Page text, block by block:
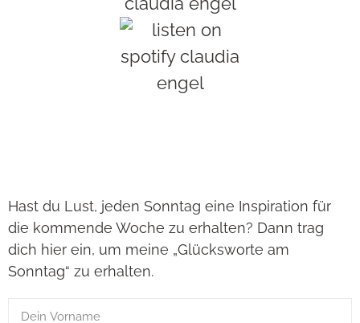
Hast du Lust, jeden Sonntag eine Inspiration für
die kommende Woche zu erhalten? Dann trag
dich hier ein, um meine „Glücksworte am
Sonntag“ zu erhalten.